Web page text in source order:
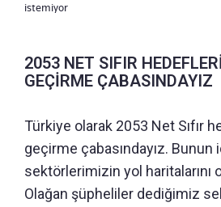
istemiyor
2053 NET SIFIR
GEÇİRME ÇABASINDAYIZ
Türkiye olarak 2053 Net Sıfır
geçirme çabasındayız. Bunun
sektörlerimizin yol haritalarını
Olağan şüpheliler dediğimiz